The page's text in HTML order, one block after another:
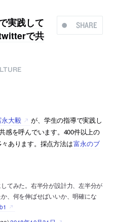
SHARE
実践して
で共
永大毅
が、学生の指導で実践し
感を呼んでいます。400件以上の
あります。採点方法は富永のブ
てみた。右半分が設計力、左半分が
、何を伸ばせばいいか、明確にな